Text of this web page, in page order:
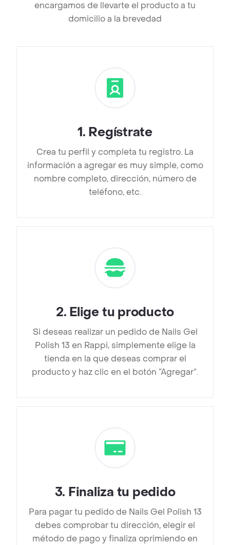
encargamos de llevarte el producto a tu
domicilio a la brevedad
1. Regístrate
Crea tu perfil y completa tu registro. La
información a agregar es muy simple, como
nombre completo, dirección, número de
teléfono, etc.
2. Elige tu producto
Si deseas realizar un pedido de Nails Gel
Polish 13 en Rappi, simplemente elige la
tienda en la que deseas comprar el
producto y haz clic en el botón “Agregar”.
3. Finaliza tu pedido
Para pagar tu pedido de Nails Gel Polish 13
debes comprobar tu dirección, elegir el
método de pago y finaliza oprimiendo en